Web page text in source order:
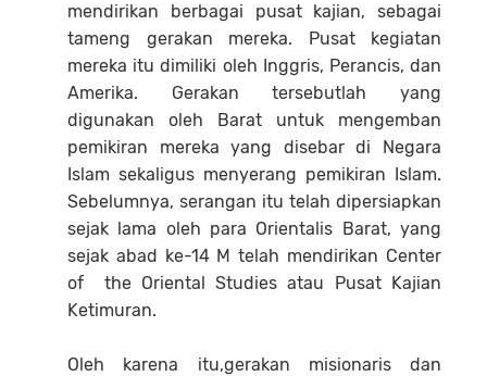
mendirikan berbagai pusat kajian, sebagai
tameng gerakan mereka. Pusat kegiatan
mereka itu dimiliki oleh Inggris, Perancis, dan
Amerika. Gerakan tersebutlah yang
digunakan oleh Barat untuk mengemban
pemikiran mereka yang disebar di Negara
Islam sekaligus menyerang pemikiran Islam.
Sebelumnya, serangan itu telah dipersiapkan
sejak lama oleh para Orientalis Barat, yang
sejak abad ke-14 M telah mendirikan Center
of the Oriental Studies atau Pusat Kajian
Ketimuran.
Oleh karena itu,gerakan misionaris dan